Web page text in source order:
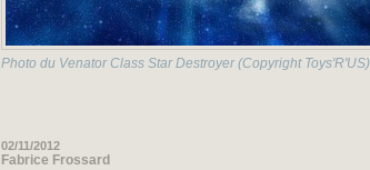
Photo du Venator Class Star Destroyer (Copyright Toys'R'US)
02/11/2012
Fabrice Frossard